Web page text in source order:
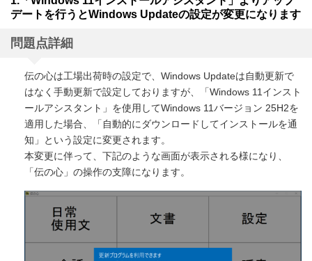
デートを行うとWindows Updateの設定が変更になります
問題点詳細
伝の心は工場出荷時の設定で、Windows Updateは自動更新で
はなく手動更新で設定しておりますが、「Windows 11インスト
ールアシスタント」を使用してWindows 11バージョン 25H2を
適用した場合、「自動的にダウンロードしてインストールを通
知」という設定に変更されます。
本変更に伴って、下記のような画面が表示される様になり、
「伝の心」の操作の支障になります。